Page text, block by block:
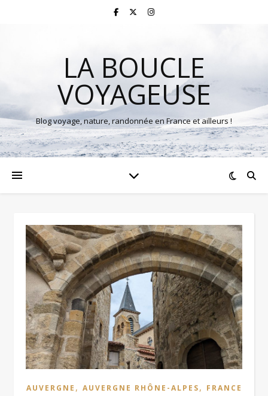
LA BOUCLE
VOYAGEUSE
Blog voyage, nature, randonnée en France et ailleurs !
AUVERGNE , AUVERGNE RHÔNE-ALPES, FRANCE